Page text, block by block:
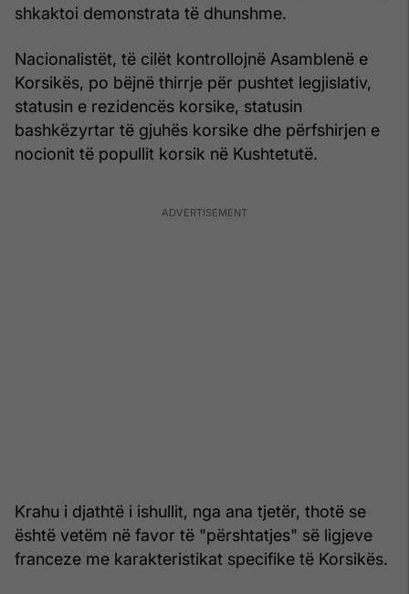
shkaktoi demonstrata të dhunshme.
Nacionalistët, të cilët kontrollojnë Asamblenë e
Korsikës, po bëjnë thirrje për pushtet legjislativ,
statusin e rezidencës korsike, statusin
bashkëzyrtar të gjuhës korsike dhe përfshirjen e
nocionit të popullit korsik në Kushtetutë.
Krahu i djathtë i ishullit, nga ana tjetër, thotë se
është vetëm në favor të "përshtatjes" së ligjeve
franceze me karakteristikat specifike të Korsikës.